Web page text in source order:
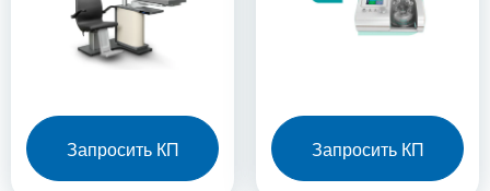
Запросить КП Запросить КП